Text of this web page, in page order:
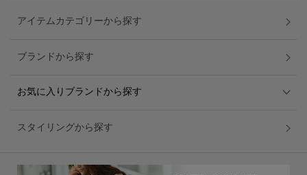
アイテムカテゴリーから探す
ブランドから探す
お気に入りブランドから探す
スタイリングから探す